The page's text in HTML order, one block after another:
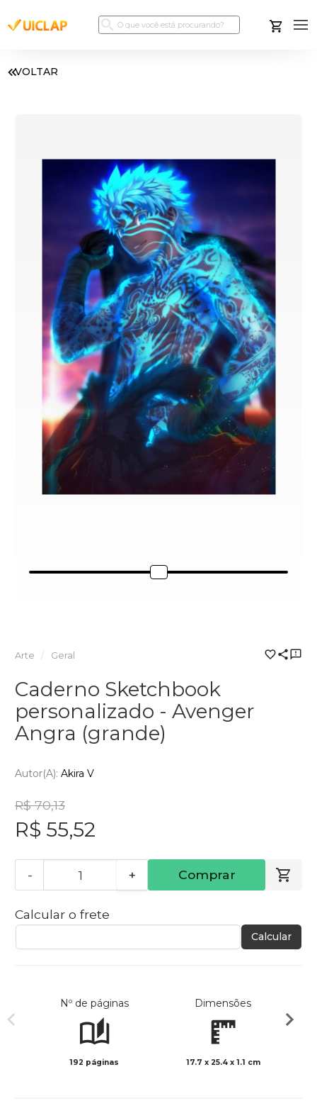
VOLTAR
Arte Geral
Caderno Sketchbook
personalizado - Avenger
Angra (grande)
Autor(a): Akira V
R$ 70,13
R$ 55,52
- + Comprar
Calcular o frete
Calcular
Nº de páginas
192 páginas
Dimensões
17.7 x 25.4 x 1.1 cm